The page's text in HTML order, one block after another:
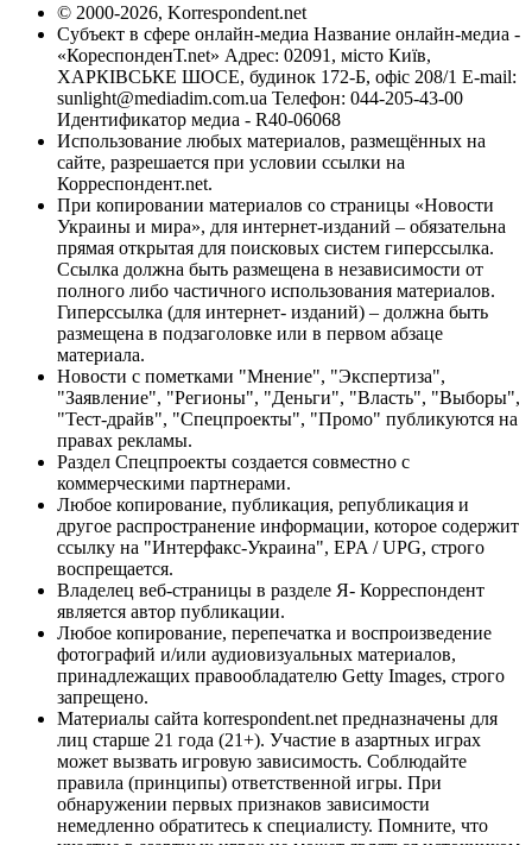
© 2000-2026, Korrespondent.net
Субъект в сфере онлайн-медиа Название онлайн-медиа -
«КореспонденТ.net» Адрес: 02091, місто Київ,
ХАРКІВСЬКЕ ШОСЕ, будинок 172-Б, офіс 208/1 E-mail:
sunlight@mediadim.com.ua Телефон: 044-205-43-00
Идентификатор медиа - R40-06068
Использование любых материалов, размещённых на
сайте, разрешается при условии ссылки на
Корреспондент.net.
При копировании материалов со страницы «Новости
Украины и мира», для интернет-изданий – обязательна
прямая открытая для поисковых систем гиперссылка.
Ссылка должна быть размещена в независимости от
полного либо частичного использования материалов.
Гиперссылка (для интернет- изданий) – должна быть
размещена в подзаголовке или в первом абзаце
материала.
Новости с пометками "Мнение", "Экспертиза",
"Заявление", "Регионы", "Деньги", "Власть", "Выборы",
"Тест-драйв", "Спецпроекты", "Промо" публикуются на
правах рекламы.
Раздел Спецпроекты создается совместно с
коммерческими партнерами.
Любое копирование, публикация, републикация и
другое распространение информации, которое содержит
ссылку на "Интерфакс-Украина", EPA / UPG, строго
воспрещается.
Владелец веб-страницы в разделе Я- Корреспондент
является автор публикации.
Любое копирование, перепечатка и воспроизведение
фотографий и/или аудиовизуальных материалов,
принадлежащих правообладателю Getty Images, строго
запрещено.
Материалы сайта korrespondent.net предназначены для
лиц старше 21 года (21+). Участие в азартных играх
может вызвать игровую зависимость. Соблюдайте
правила (принципы) ответственной игры. При
обнаружении первых признаков зависимости
немедленно обратитесь к специалисту. Помните, что